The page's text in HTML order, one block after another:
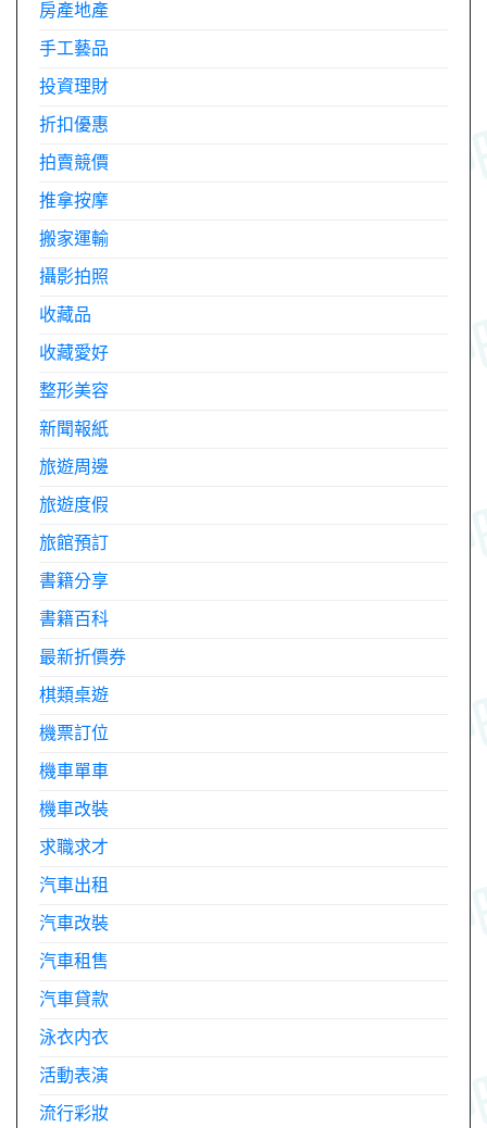
房產地產
手工藝品
投資理財
折扣優惠
拍賣競價
推拿按摩
搬家運輸
攝影拍照
收藏品
收藏愛好
整形美容
新聞報紙
旅遊周邊
旅遊度假
旅館預訂
書籍分享
書籍百科
最新折價券
棋類桌遊
機票訂位
機車單車
機車改裝
求職求才
汽車出租
汽車改裝
汽車租售
汽車貸款
泳衣内衣
活動表演
流行彩妝